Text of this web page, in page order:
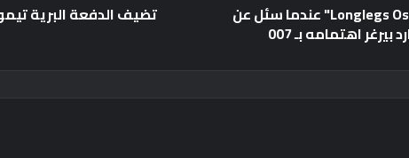
يقول مدير Longlegs Osgood Perkins "F *** Jeff Bezos" عندما سئل عن
اهتمامه بـ 007
تضيف الدفعة البرية